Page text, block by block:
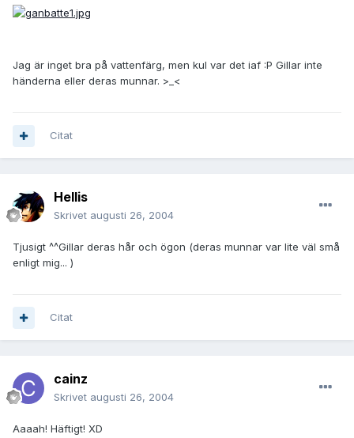
Jag är inget bra på vattenfärg, men kul var det iaf :P Gillar inte
händerna eller deras munnar. >_<
Citat
Hellis
Skrivet augusti 26, 2004
Tjusigt ^^Gillar deras hår och ögon (deras munnar var lite väl små
enligt mig... )
Citat
cainz
Skrivet augusti 26, 2004
Aaaah! Häftigt! XD